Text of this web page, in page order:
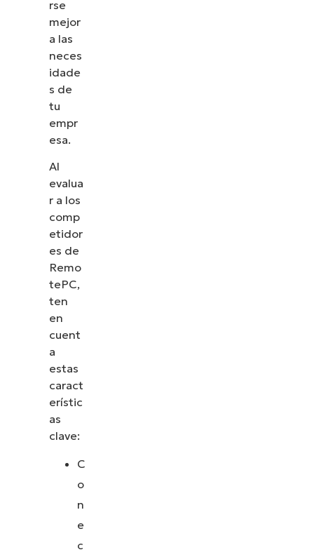
rse
mejor
a las
neces
idade
s de
tu
empr
esa.
Al
evalua
r a los
comp
etidor
es de
Remo
tePC,
ten
en
cuent
a
estas
caract
erístic
as
clave:
C
o
n
e
c